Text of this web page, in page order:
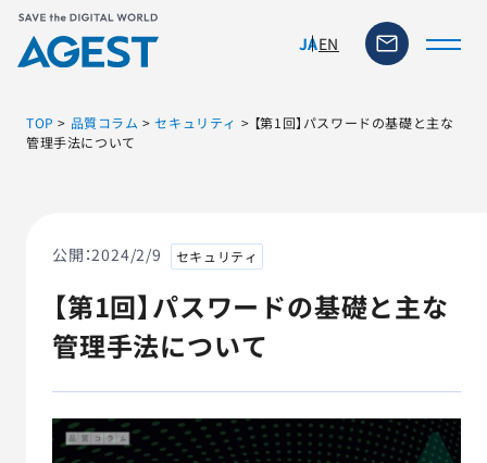
JAEN
ソリューション・サービス
脆弱性リスク管理ツール
ニュース
TOP > 品質コラム >セキュリティ > 【第1回】パスワードの基礎と主な
管理手法について
公開：2024/2/9 セキュリティ
【第1回】パスワードの基礎と主な
管理手法について